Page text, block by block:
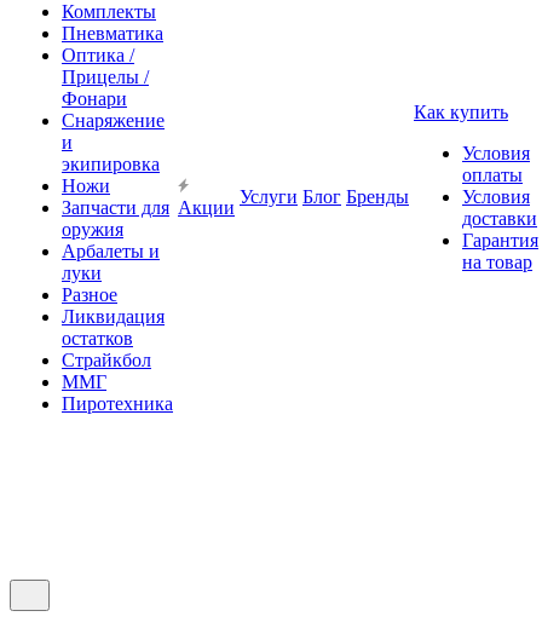
Комплекты
Пневматика
Оптика /
Прицелы /
Фонари
Снаряжение
и
экипировка
Ножи
Запчасти для
оружия
Арбалеты и
луки
Разное
Ликвидация
остатков
Страйкбол
ММГ
Пиротехника
Акции
Услуги Блог Бренды
Как купить
Условия
оплаты
Условия
доставки
Гарантия
на товар